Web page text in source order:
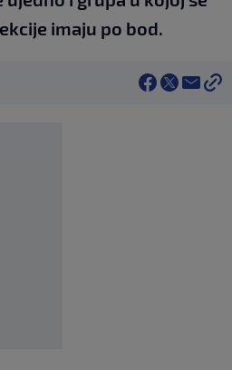
imaju po bod.